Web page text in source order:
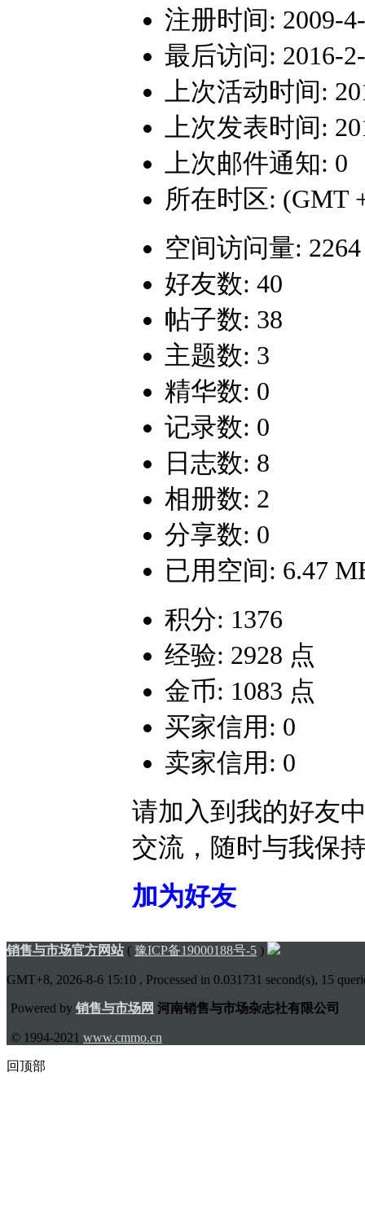
注册时间: 2009-
最后访问: 2016-
上次活动时间:
上次发表时间:
上次邮件通知: 0
所在时区: (GMT
空间访问量: 2264
好友数: 40
帖子数: 38
主题数: 3
精华数: 0
记录数: 0
日志数: 8
相册数: 2
分享数: 0
已用空间: 6.47
积分: 1376
经验: 2928 点
金币: 1083 点
买家信用: 0
卖家信用: 0
请加入到我的好友
交流，随时与我保
加为好友
销售与市场官方网站( 豫ICP备19000188号-5 )
GMT+8, 2026-8-6 15:10 , Processed in 0.031731 second(s), 15
Powered by 销售与市场网 河南销售与市场杂志社有限公司
© 1994-2021 www.cmmo.cn
回顶部